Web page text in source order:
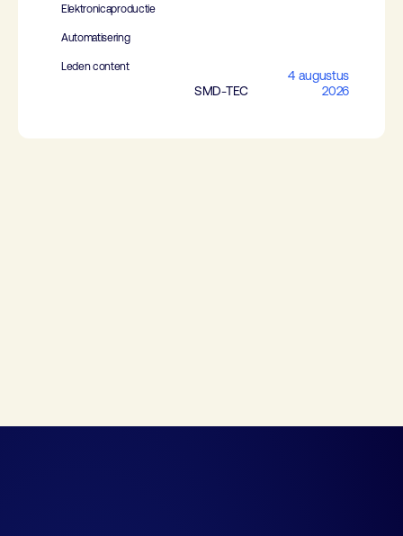
Elektronicaproductie
Automatisering
Leden content
SMD-TEC
4 augustus
2026